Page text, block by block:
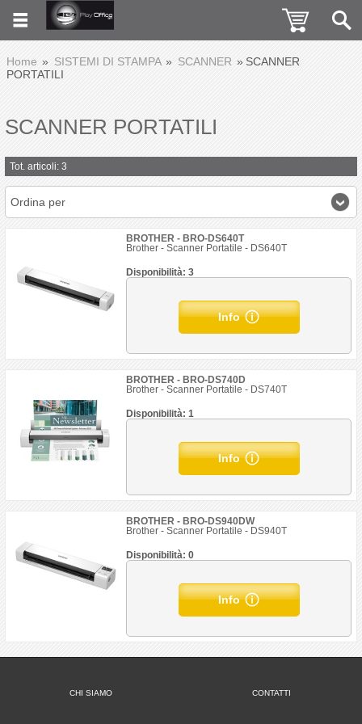
Home SISTEMI DI STAMPA SCANNER
SCANNER
PORTATILI
SCANNER PORTATILI
Tot. articoli: 3
Ordina per
BROTHER - BRO-DS640T
Brother - Scanner Portatile - DS640T
Disponibilità: 3
Info
BROTHER - BRO-DS740D
Brother - Scanner Portatile - DS740T
Disponibilità: 1
Info
BROTHER - BRO-DS940DW
Brother - Scanner Portatile - DS940T
Disponibilità: 0
Info
CHI SIAMO CONTATTI